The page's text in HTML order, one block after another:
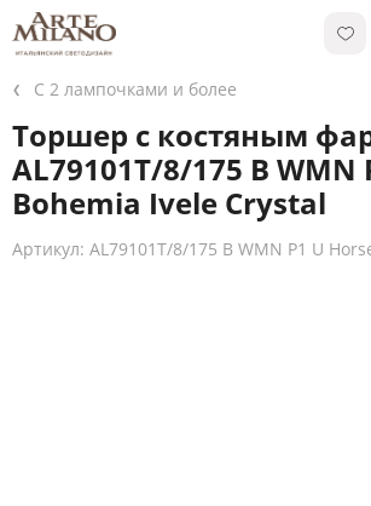
С 2 лампочками и более
Торшер с костяным
AL79101T/8/175 B WMN
Bohemia Ivele Crystal
Артикул: AL79101T/8/175 B WMN P1 U